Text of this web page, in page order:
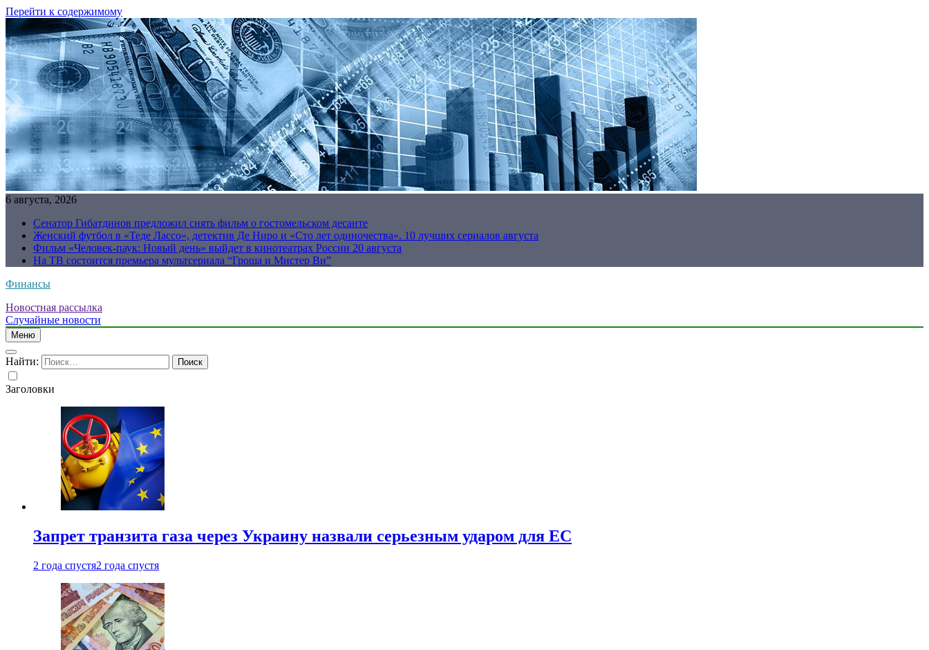
Перейти к содержимому
6 августа, 2026
Сенатор Гибатдинов предложил снять фильм о гостомельском десанте
Женский футбол в «Теде Лассо», детектив Де Ниро и «Сто лет одиночества». 10 лучших сериалов августа
Фильм «Человек-паук: Новый день» выйдет в кинотеатрах России 20 августа
На ТВ состоится премьера мультсериала “Гроша и Мистер Ви”
Финансы
Новостная рассылка
Случайные новости
Меню
Найти:
Заголовки
Запрет транзита газа через Украину назвали серьезным ударом для ЕС
2 года спустя2 года спустя